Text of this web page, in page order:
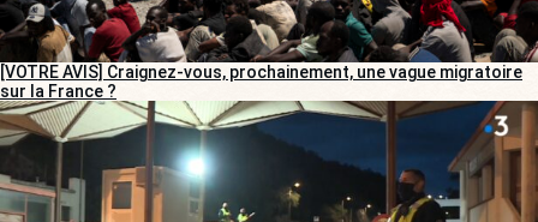
[VOTRE AVIS] Craignez-vous, prochainement, une vague migratoire
sur la France ?